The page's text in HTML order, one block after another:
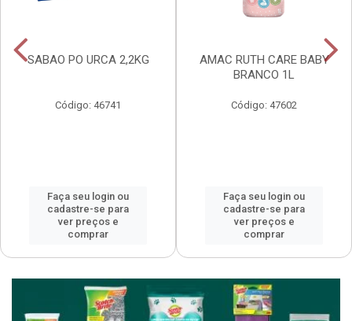
SABAO PO URCA 2,2KG
Código: 46741
Faça seu login ou
cadastre-se para
ver preços e
comprar
AMAC RUTH CARE BABY
BRANCO 1L
Código: 47602
Faça seu login ou
cadastre-se para
ver preços e
comprar